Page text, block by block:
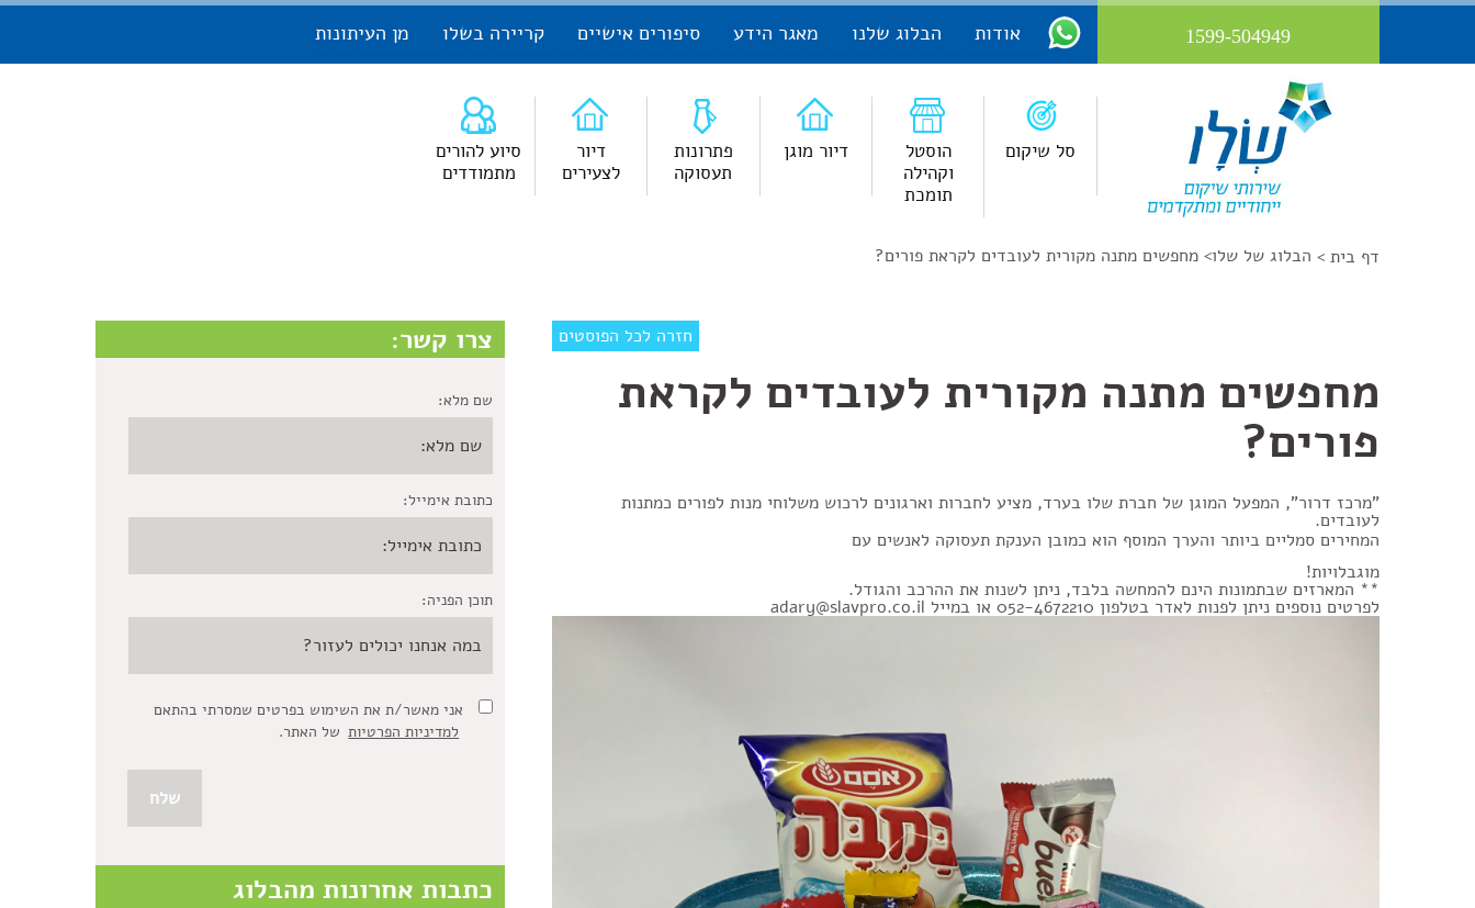
1599-504949 אודות הבלוג שלנו מאגר הידע סיפורים אישיים קריירה בשלו מן העיתונות
סל שיקום
הוסטל
וקהילה
תומכת
דיור מוגן
פתרונות
תעסוקה
דיור
לצעירים
סיוע להורים
מתמודדים
דף בית > הבלוג של שלו> מחפשים מתנה מקורית לעובדים לקראת פורים?
חזרה לכל הפוסטים
מחפשים מתנה מקורית לעובדים לקראת
פורים?
"מרכז דרור", המפעל המוגן של חברת שלו בערד, מציע לחברות וארגונים לרכוש משלוחי מנות לפורים כמתנות
לעובדים.
המחירים סמליים ביותר והערך המוסף הוא כמובן הענקת תעסוקה לאנשים עם
מוגבלויות!
** המארזים שבתמונות הינם להמחשה בלבד, ניתן לשנות את ההרכב והגודל.
לפרטים נוספים ניתן לפנות לאדר בטלפון 052-4672210 או במייל adary@slavpro.co.il
צרו קשר:
שם מלא:
כתובת אימייל:
תוכן הפניה:
אני מאשר/ת את השימוש בפרטים שמסרתי בהתאם
למדיניות הפרטיות
כתבות אחרונות מהבלוג